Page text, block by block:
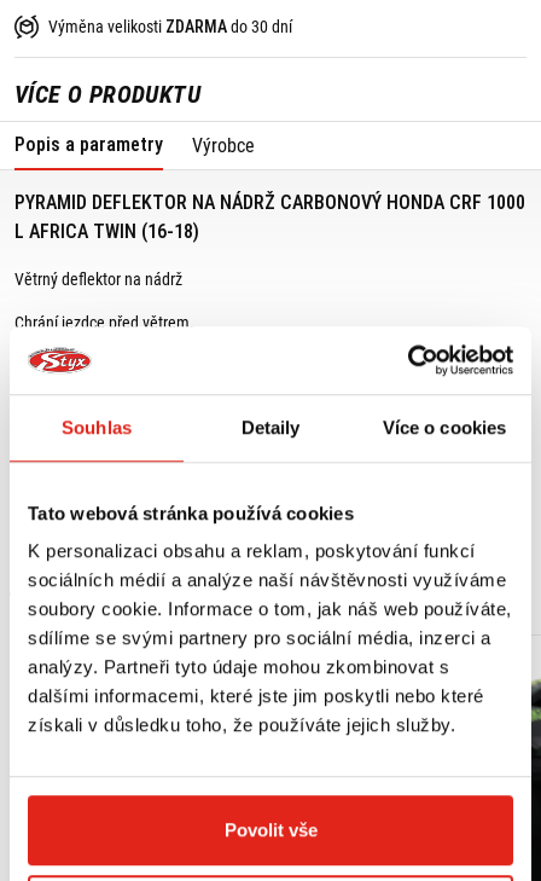
Souhlas Detaily Více o cookies
Tato webová stránka používá cookies
K personalizaci obsahu a reklam, poskytování funkcí
sociálních médií a analýze naší návštěvnosti využíváme
soubory cookie. Informace o tom, jak náš web používáte,
sdílíme se svými partnery pro sociální média, inzerci a
analýzy. Partneři tyto údaje mohou zkombinovat s
dalšími informacemi, které jste jim poskytli nebo které
získali v důsledku toho, že používáte jejich služby.
Povolit vše
Výměna velikosti ZDARMAdo 30 dní
VÍCE O PRODUKTU
Popis a parametry Výrobce
PYRAMID DEFLEKTOR NA NÁDRŽ CARBONOVÝ HONDA CRF 1000
L AFRICA TWIN (16-18)
Větrný deflektor na nádrž
Chrání jezdce před větrem.
Jednoduchá montáž.
Vyrobeno z odolného plastu.
MOHLO BY SE VÁM LÍBIT